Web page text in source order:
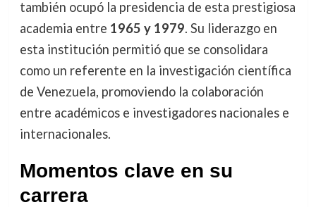
también ocupó la presidencia de esta prestigiosa
academia entre 1965 y 1979. Su liderazgo en
esta institución permitió que se consolidara
como un referente en la investigación científica
de Venezuela, promoviendo la colaboración
entre académicos e investigadores nacionales e
internacionales.
Momentos clave en su
carrera